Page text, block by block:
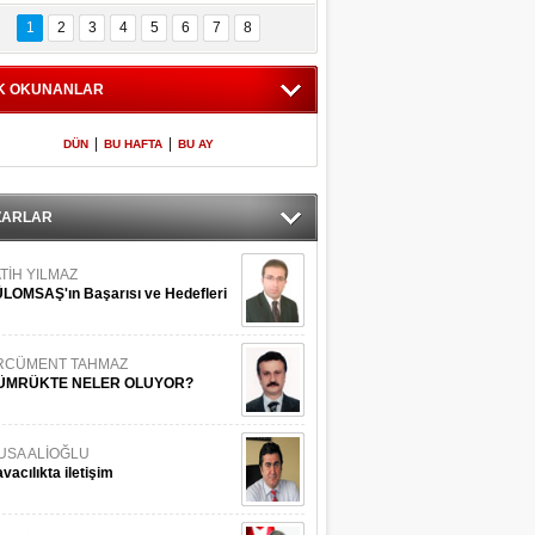
İstanbul
Adaları
600 milletvekilinin
listesi
1 2 3 4 5 6 7 8
OKUNANLAR
DÜN BU HAFTA BU AY
YILMAZ
Başarısı ve Hedefleri
TAHMAZ
NELER OLUYOR?
ALİOĞLU
iletişim